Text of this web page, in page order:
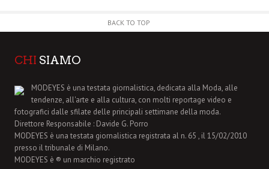
BACK TO TOP
CHI SIAMO
MODEYES è una testata giornalistica, dedicata alla Moda, alle
tendenze, all'arte e alla cultura, con molti reportage video e
fotografici dalle sfilate delle principali settimane della moda.
Direttore Responsabile : Davide G. Porro
MODEYES è una testata giornalistica registrata al n. 65 , il 15/02/2010
presso il tribunale di Milano.
MODEYES è ® un marchio registrato